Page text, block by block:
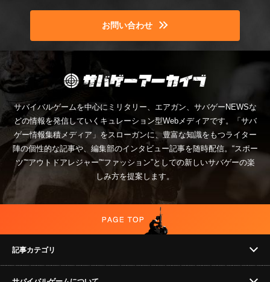
お問い合わせ
サバイバルゲームを中心にミリタリー、エアガン、サバゲーNEWSな
どの情報を発信していくキュレーション型Webメディアです。「サバ
ゲー情報集積メディア」をスローガンに、豊富な知識をもつライター
陣の個性的な記事や、編集部のインタビュー記事を随時配信。“スポー
ツ”“アウトドアレジャー”“ファッション”としての新しいサバゲーの楽
しみ方を提案します。
記事カテゴリ